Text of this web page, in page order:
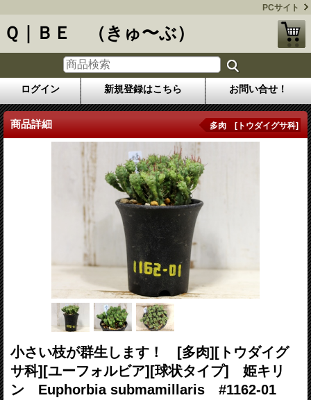
PCサイト
Ｑ｜ＢＥ （きゅ〜ぶ）
ログイン 新規登録はこちら お問い合せ！
商品詳細 多肉 [トウダイグサ科]
小さい枝が群生します！ [多肉][トウダイグ
サ科][ユーフォルビア][球状タイプ] 姫キリ
ン Euphorbia submamillaris #1162-01